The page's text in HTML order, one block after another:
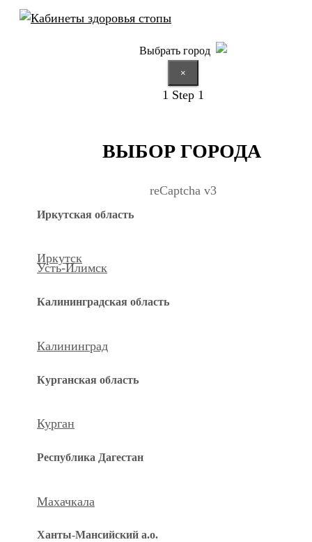
Выбрать город
×
1 Step 1
ВЫБОР ГОРОДА
reCaptcha v3
Иркутская область
Иркутск
Усть-Илимск
Калининградская область
Калининград
Курганская область
Курган
Республика Дагестан
Махачкала
Ханты-Мансийский а.о.